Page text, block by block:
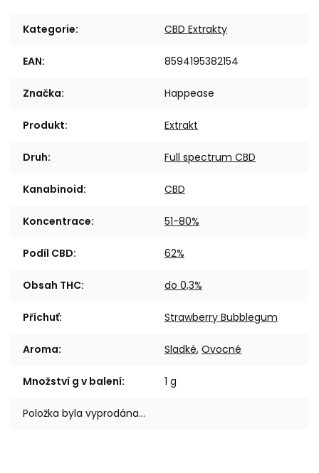
Kategorie: CBD Extrakty
EAN: 8594195382154
Značka: Happease
Produkt: Extrakt
Druh: Full spectrum CBD
Kanabinoid: CBD
Koncentrace: 51-80%
Podíl CBD: 62%
Obsah THC: do 0,3%
Příchuť: Strawberry Bubblegum
Aroma: Sladké, Ovocné
Množství g v balení: 1 g
Položka byla vyprodána…